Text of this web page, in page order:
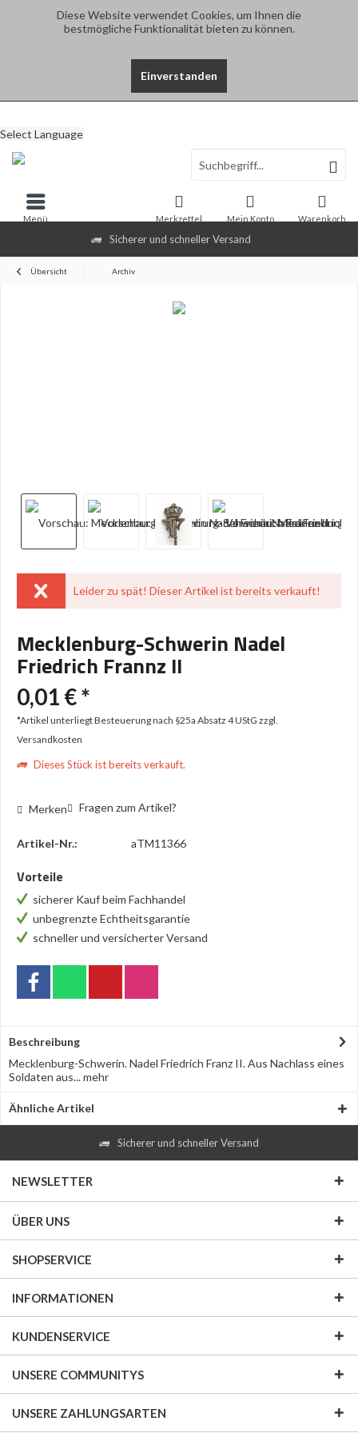
Diese Website verwendet Cookies, um Ihnen die
bestmögliche Funktionalität bieten zu können.
Einverstanden
Sicherer und schneller Versand
Select Language
Warenkorb
Merkzettel Mein Konto
Menü
Übersicht Archiv
Leider zu spät! Dieser Artikel ist bereits verkauft!
Mecklenburg-Schwerin Nadel
Friedrich Frannz II
0,01 € *
*Artikel unterliegt Besteuerung nach §25a Absatz 4 UStG zzgl.
Versandkosten
Dieses Stück ist bereits verkauft.
Merken Fragen zum Artikel?
Artikel-Nr.: aTM11366
Vorteile
sicherer Kauf beim Fachhandel
unbegrenzte Echtheitsgarantie
schneller und versicherter Versand
Beschreibung
Mecklenburg-Schwerin. Nadel Friedrich Franz II. Aus Nachlass eines
Soldaten aus...mehr
Ähnliche Artikel
Sicherer und schneller Versand
NEWSLETTER
ÜBER UNS
SHOPSERVICE
INFORMATIONEN
KUNDENSERVICE
UNSERE COMMUNITYS
UNSERE ZAHLUNGSARTEN